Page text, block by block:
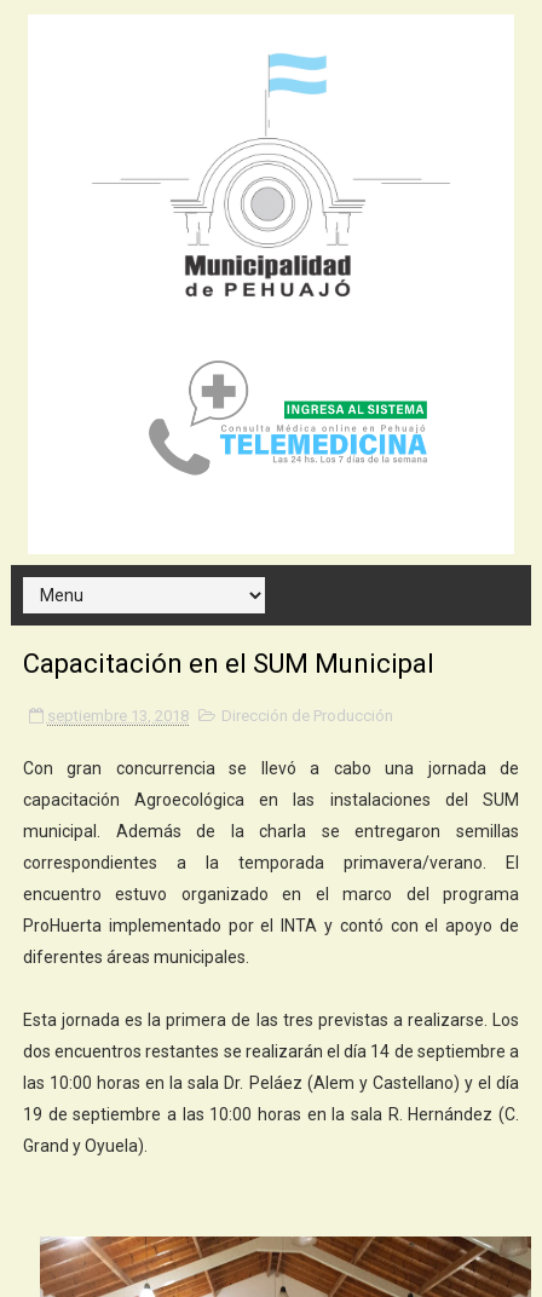
Capacitación en el SUM Municipal
septiembre 13, 2018 Dirección de Producción
Con gran concurrencia se llevó a cabo una jornada de
capacitación Agroecológica en las instalaciones del SUM
municipal. Además de la charla se entregaron semillas
correspondientes a la temporada primavera/verano. El
encuentro estuvo organizado en el marco del programa
ProHuerta implementado por el INTA y contó con el apoyo de
diferentes áreas municipales.
Esta jornada es la primera de las tres previstas a realizarse. Los
dos encuentros restantes se realizarán el día 14 de septiembre a
las 10:00 horas en la sala Dr. Peláez (Alem y Castellano) y el día
19 de septiembre a las 10:00 horas en la sala R. Hernández (C.
Grand y Oyuela).